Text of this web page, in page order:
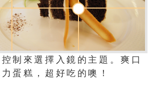
制來選擇入鏡的主題。爽口
蛋糕，超好吃的噢！